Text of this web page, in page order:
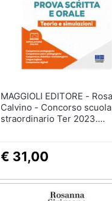
MAGGIOLI EDITORE - Rosanna
Calvino - Concorso scuola
straordinario Ter 2023.
simulatore di quiz
€ 31,00